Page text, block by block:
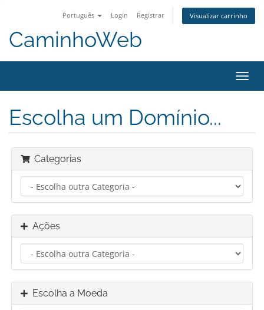
Português Login Registrar Visualizar carrinho
CaminhoWeb
Escolha um Domínio...
Categorias
Ações
Escolha a Moeda